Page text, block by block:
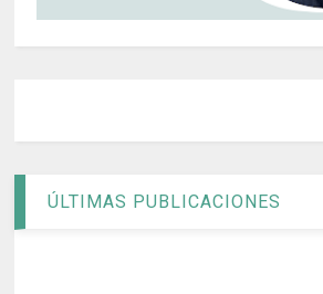
ÚLTIMAS PUBLICACIONES